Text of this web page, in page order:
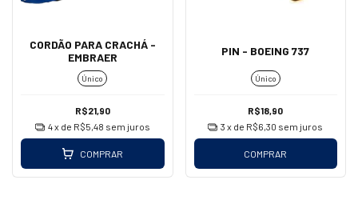
CORDÃO PARA CRACHÁ -
EMBRAER
Único
R$21,90
4x de R$5,48 sem juros
COMPRAR
PIN - BOEING 737
Único
R$18,90
3 x de R$6,30 sem juros
COMPRAR